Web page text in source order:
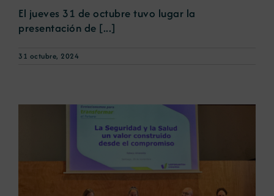
El jueves 31 de octubre tuvo lugar la
presentación de [...]
31 octubre, 2024